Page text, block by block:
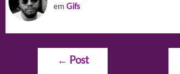
em Gifs
Navegação
← Post